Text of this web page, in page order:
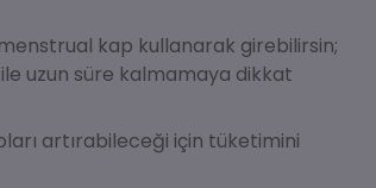
kap kullanarak girebilirsin;
uzun süre kalmamaya dikkat
artırabileceği için tüketimini